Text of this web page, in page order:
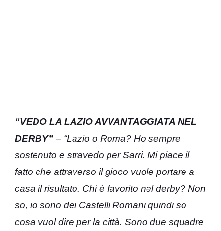
“VEDO LA LAZIO AVVANTAGGIATA NEL
DERBY” – “Lazio o Roma? Ho sempre
sostenuto e stravedo per Sarri. Mi piace il
fatto che attraverso il gioco vuole portare a
casa il risultato. Chi è favorito nel derby? Non
so, io sono dei Castelli Romani quindi so
cosa vuol dire per la città. Sono due squadre